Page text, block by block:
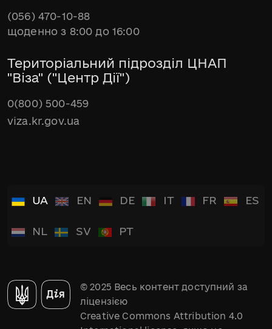
(056) 470-10-88
щоденно з 8:00 до 16:00
Територіальний підрозділ ЦНАП
"Віза" ("Центр Дії")
0(800) 500-459
viza.kr.gov.ua
UA EN DE IT FR ES
NL SV PT
© 2025 Весь контент доступний за
ліцензією
Creative Commons Attribution 4.0